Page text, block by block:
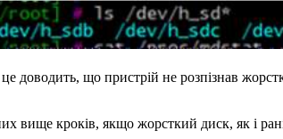
доводить, що пристрій не розпізнав
вище кроків, якщо жорсткий диск, як і